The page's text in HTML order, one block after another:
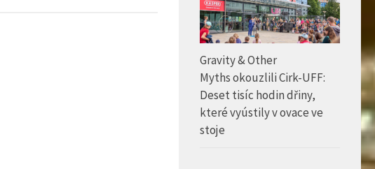
Gravity & Other
Myths okouzlili Cirk-UFF:
Deset tisíc hodin dřiny,
které vyústily v ovace ve
stoje